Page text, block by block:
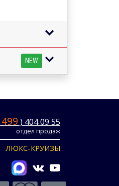
NEW
499 ) 404 09 55
отдел продаж
ЛЮКС-КРУИЗЫ